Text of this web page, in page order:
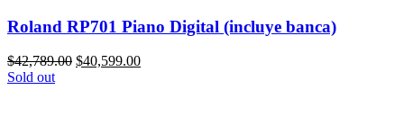
Roland RP701 Piano Digital (incluye banca)
$42,789.00 $40,599.00
Sold out